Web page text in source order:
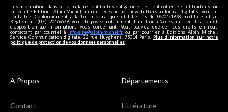
Les informations dans ce formulaire sont toutes obligatoires, et sont collectées et traitées par
la société Editions Albin Michel, afin de recevoir nos newsletters au format digital si vous le
souhaitez. Conformément à la Loi Informatique et Libertés du 06/01/1978 modifiée et au
Règlement (UE) 2016/679, vous disposez notamment d'un droit d'accès, de rectification et
d’opposition aux informations vous concernant. Vous pouvez exercer ces droits en nous
contactant par courriel à info-site@albin-michel.fr ou par courrier à Editions Albin Michel,
Service Communication digitale, 22 rue Huyghens, 75014 Paris. Plus d’information sur notre
politique de protection de vos données personnelles
A Propos
Contact
Départements
Littérature